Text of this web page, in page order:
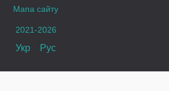
Мапа сайту
2021-2026
Укр Рус